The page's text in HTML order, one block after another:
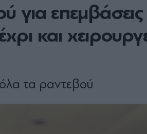
για
και
όλα τα ραντεβού